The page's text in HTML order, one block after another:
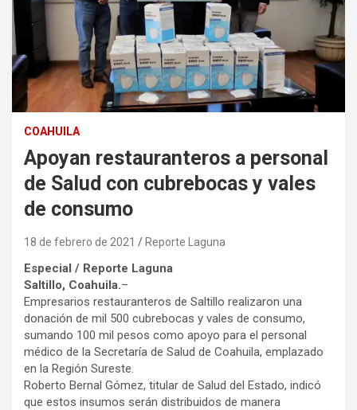
COAHUILA
Apoyan restauranteros a personal
de Salud con cubrebocas y vales
de consumo
18 de febrero de 2021 Reporte Laguna
Especial / Reporte Laguna
Saltillo, Coahuila.–
Empresarios restauranteros de Saltillo realizaron una
donación de mil 500 cubrebocas y vales de consumo,
sumando 100 mil pesos como apoyo para el personal
médico de la Secretaría de Salud de Coahuila, emplazado
en la Región Sureste.
Roberto Bernal Gómez, titular de Salud del Estado, indicó
que estos insumos serán distribuidos de manera